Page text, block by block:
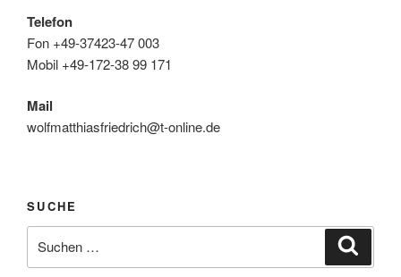
Telefon
Fon +49-37423-47 003
Mobil +49-172-38 99 171
Mail
wolfmatthiasfriedrich@t-online.de
SUCHE
nach: